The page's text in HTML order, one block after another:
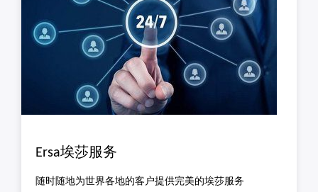
Ersa埃莎服务
随时随地为世界各地的客户提供完美的埃莎服务